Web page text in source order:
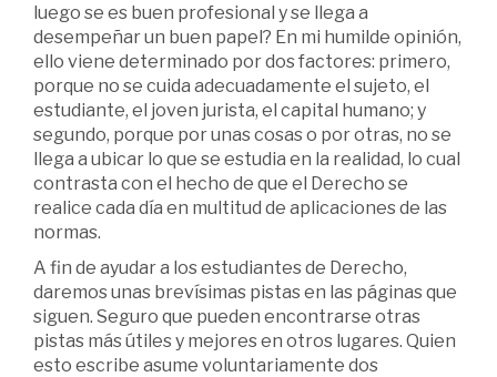
luego se es buen profesional y se llega a
desempeñar un buen papel? En mi humilde opinión,
ello viene determinado por dos factores: primero,
porque no se cuida adecuadamente el sujeto, el
estudiante, el joven jurista, el capital humano; y
segundo, porque por unas cosas o por otras, no se
llega a ubicar lo que se estudia en la realidad, lo cual
contrasta con el hecho de que el Derecho se
realice cada día en multitud de aplicaciones de las
normas.
A fin de ayudar a los estudiantes de Derecho,
daremos unas brevísimas pistas en las páginas que
siguen. Seguro que pueden encontrarse otras
pistas más útiles y mejores en otros lugares. Quien
esto escribe asume voluntariamente dos